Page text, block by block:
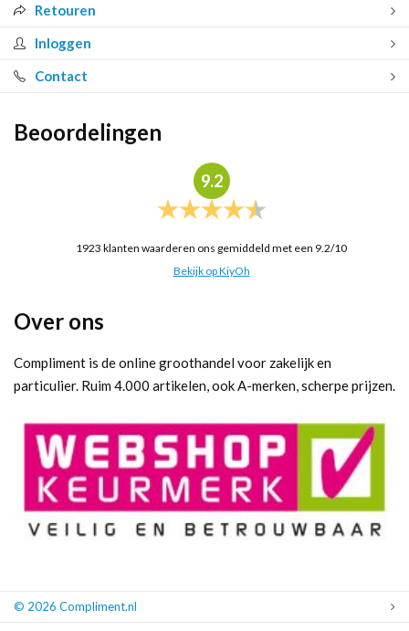
Retouren
Inloggen
Contact
Beoordelingen
9.2
1923 klanten waarderen ons gemiddeld met een 9.2/10
Bekijk op KiyOh
Over ons
Compliment is de online groothandel voor zakelijk en
particulier. Ruim 4.000 artikelen, ook A-merken, scherpe prijzen.
© 2026 Compliment.nl